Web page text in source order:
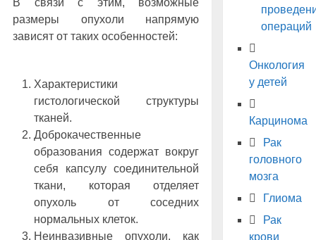
В связи с этим, возможные
размеры опухоли напрямую
зависят от таких особенностей:
Характеристики
гистологической структуры
тканей.
Доброкачественные
образования содержат вокруг
себя капсулу соединительной
ткани, которая отделяет
опухоль от соседних
нормальных клеток.
Неинвазивные опухоли, как
операций
Онкология
у детей
Карцинома
Рак
головного
мозга
Глиома
Рак
крови